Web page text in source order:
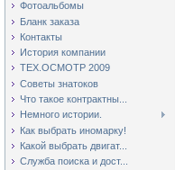
Фотоальбомы
Бланк заказа
Контакты
История компании
ТЕХ.ОСМОТР 2009
Советы знатоков
Что такое контрактны...
Немного истории.
Как выбрать иномарку!
Какой выбрать двигат...
Служба поиска и дост...